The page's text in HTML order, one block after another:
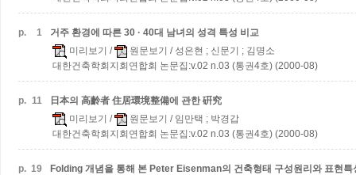
p. 1
거주 환경에 따른 30 · 40대 남녀의 성격 특성 비교
미리보기 / 원문보기 / 성은현 ; 신문기 ; 김명소
대한건축학회지회연합회 논문집:v.02 n.03 (통권4호) (2000-08)
p. 11
日本의 高齡者 住居環境整備에 관한 硏究
미리보기 / 원문보기 / 임만택 ; 박경갑
대한건축학회지회연합회 논문집:v.02 n.03 (통권4호) (2000-08)
p. 19
Folding 개념을 통해 본 Peter Eisenman의 건축형태 구성원리와 표현특